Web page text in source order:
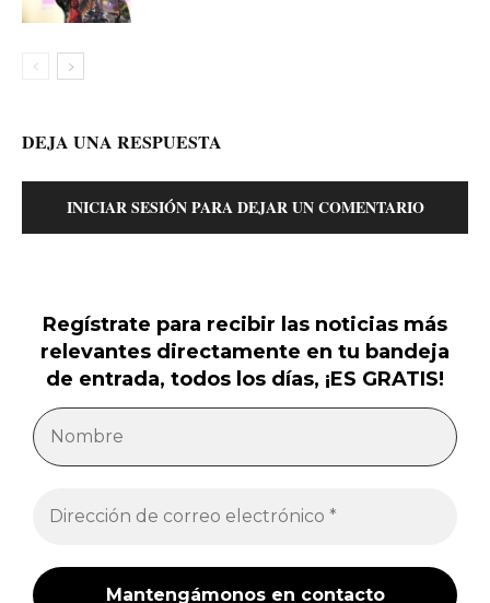
DEJA UNA RESPUESTA
INICIAR SESIÓN PARA DEJAR UN COMENTARIO
Regístrate para recibir las noticias más
relevantes directamente en tu bandeja
de entrada, todos los días, ¡ES GRATIS!